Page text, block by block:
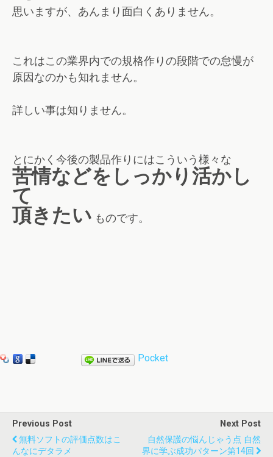
思いますが、あんまり面白くありません。
これはこの業界内での規格作りの段階での怠慢が
原因なのかも知れません。
詳しい事は知りません。
とにかく今後の製品作りにはこういう様々な
苦情などをしっかり活かし
て
頂きたい ものです。
Pocket
Previous Post
無料ソフトの評価点数はこ
んなにデタラメ
Next Post
自然保護の悩んじゃう点 自然
界に学ぶ成功パターン第14回